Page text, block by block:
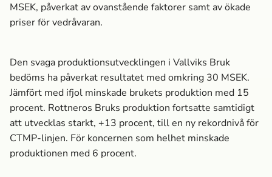
MSEK, påverkat av ovanstående faktorer samt av ökade
priser för vedråvaran.
Den svaga produktionsutvecklingen i Vallviks Bruk
bedöms ha påverkat resultatet med omkring 30 MSEK.
Jämfört med ifjol minskade brukets produktion med 15
procent. Rottneros Bruks produktion fortsatte samtidigt
att utvecklas starkt, +13 procent, till en ny rekordnivå för
CTMP-linjen. För koncernen som helhet minskade
produktionen med 6 procent.